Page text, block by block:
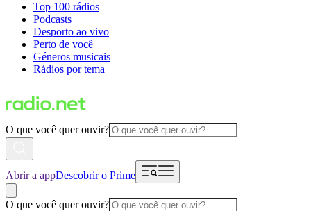
Top 100 rádios
Podcasts
Desporto ao vivo
Perto de você
Géneros musicais
Rádios por tema
O que você quer ouvir?
Abrir a appDescobrir o Prime
O que você quer ouvir?